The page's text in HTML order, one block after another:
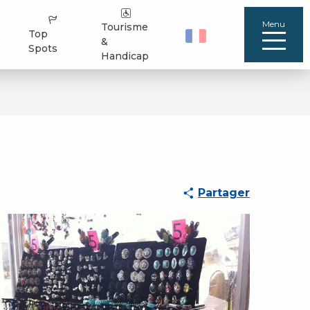
Top
Spots
Tourisme
&
Handicap
Menu
Partager